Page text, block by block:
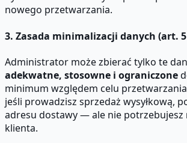
nowego przetwarzania.
3. Zasada minimalizacji danych (art.
Administrator może zbierać tylko te
adekwatne, stosowne i ograniczone
minimum względem celu
jeśli prowadzisz sprzedaż wysyłkową,
adresu dostawy — ale nie potrzebujesz
klienta.